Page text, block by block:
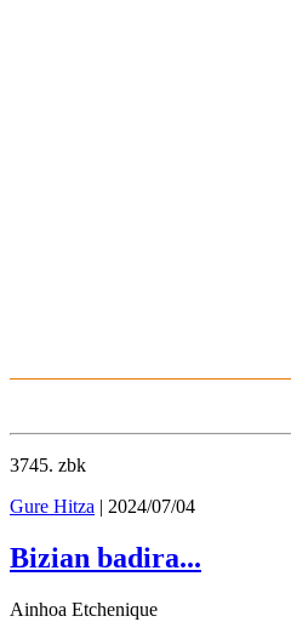
3745. zbk
Gure Hitza | 2024/07/04
Bizian badira...
Ainhoa Etchenique